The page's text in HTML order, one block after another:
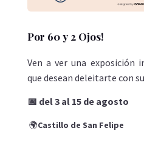
Por 60 y 2 Ojos!
Ven a ver una exposición
que desean deleitarte con
📅 del 3 al 15 de agosto
🌍Castillo de San Felipe